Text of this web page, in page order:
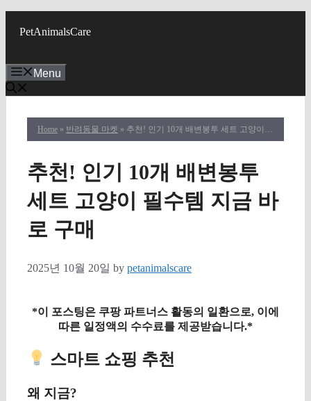
PetAnimalsCare
Menu
Home » 반려동물 마켓 » 추천! 인기 10개 배변봉투 세트 고양이 필수템 지금 바로 구매
추천! 인기 10개 배변봉투
세트 고양이 필수템 지금 바
로 구매
2025년 10월 20일 by petanimalscare
*이 포스팅은 쿠팡 파트너스 활동의 일환으로, 이에
따른 일정액의 수수료를 제공받습니다.*
스마트 쇼핑 추천
왜 지금?